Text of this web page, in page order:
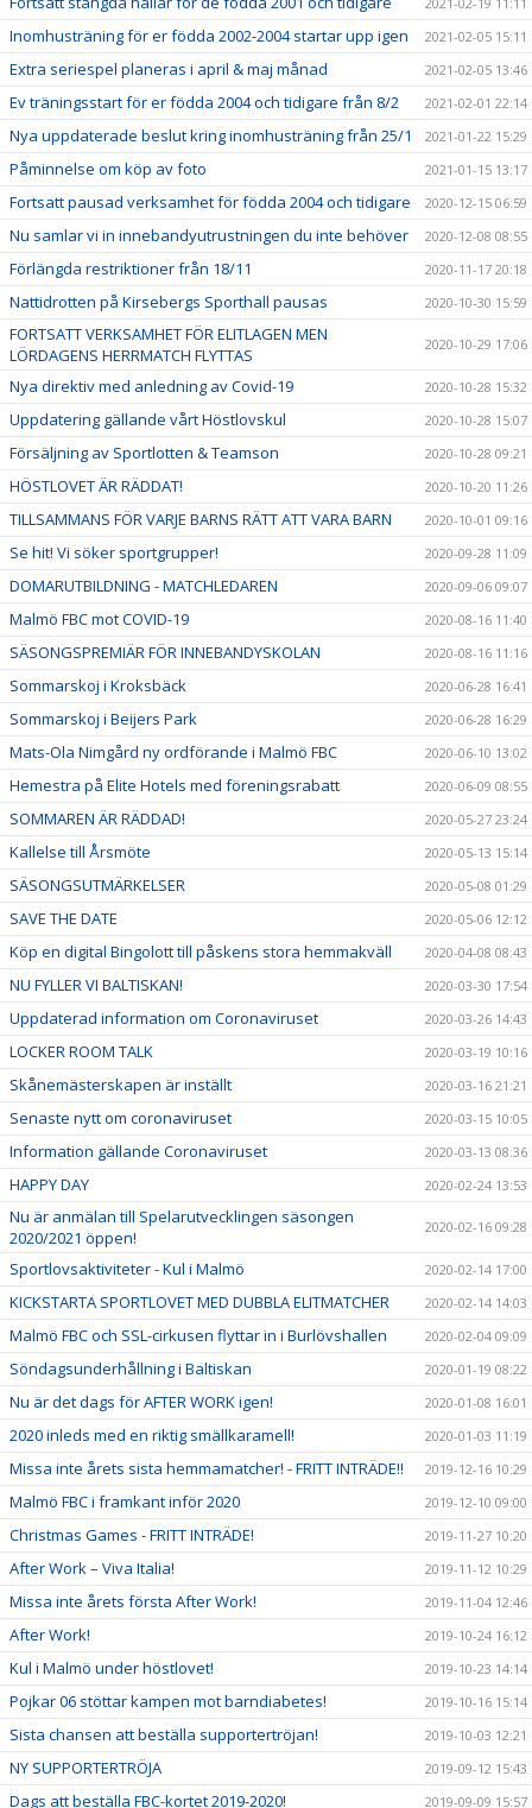
Inomhusträning för er födda 2002-2004 startar upp igen 2021-02-05 15:11
Extra seriespel planeras i april & maj månad 2021-02-05 13:46
Ev träningsstart för er födda 2004 och tidigare från 8/2 2021-02-01 22:14
Nya uppdaterade beslut kring inomhusträning från 25/1 2021-01-22 15:29
Påminnelse om köp av foto 2021-01-15 13:17
Fortsatt pausad verksamhet för födda 2004 och tidigare 2020-12-15 06:59
Nu samlar vi in innebandyutrustningen du inte behöver 2020-12-08 08:55
Förlängda restriktioner från 18/11 2020-11-17 20:18
Nattidrotten på Kirsebergs Sporthall pausas 2020-10-30 15:59
FORTSATT VERKSAMHET FÖR ELITLAGEN MEN
LÖRDAGENS HERRMATCH FLYTTAS
2020-10-29 17:06
Nya direktiv med anledning av Covid-19 2020-10-28 15:32
Uppdatering gällande vårt Höstlovskul 2020-10-28 15:07
Försäljning av Sportlotten & Teamson 2020-10-28 09:21
HÖSTLOVET ÄR RÄDDAT! 2020-10-20 11:26
TILLSAMMANS FÖR VARJE BARNS RÄTT ATT VARA BARN 2020-10-01 09:16
Se hit! Vi söker sportgrupper! 2020-09-28 11:09
DOMARUTBILDNING - MATCHLEDAREN 2020-09-06 09:07
Malmö FBC mot COVID-19 2020-08-16 11:40
SÄSONGSPREMIÄR FÖR INNEBANDYSKOLAN 2020-08-16 11:16
Sommarskoj i Kroksbäck 2020-06-28 16:41
Sommarskoj i Beijers Park 2020-06-28 16:29
Mats-Ola Nimgård ny ordförande i Malmö FBC 2020-06-10 13:02
Hemestra på Elite Hotels med föreningsrabatt 2020-06-09 08:55
SOMMAREN ÄR RÄDDAD! 2020-05-27 23:24
Kallelse till Årsmöte 2020-05-13 15:14
SÄSONGSUTMÄRKELSER 2020-05-08 01:29
SAVE THE DATE 2020-05-06 12:12
Köp en digital Bingolott till påskens stora hemmakväll 2020-04-08 08:43
NU FYLLER VI BALTISKAN! 2020-03-30 17:54
Uppdaterad information om Coronaviruset 2020-03-26 14:43
LOCKER ROOM TALK 2020-03-19 10:16
Skånemästerskapen är inställt 2020-03-16 21:21
Senaste nytt om coronaviruset 2020-03-15 10:05
Information gällande Coronaviruset 2020-03-13 08:36
HAPPY DAY 2020-02-24 13:53
Nu är anmälan till Spelarutvecklingen säsongen
2020/2021 öppen!
2020-02-16 09:28
Sportlovsaktiviteter - Kul i Malmö 2020-02-14 17:00
KICKSTARTA SPORTLOVET MED DUBBLA ELITMATCHER 2020-02-14 14:03
Malmö FBC och SSL-cirkusen flyttar in i Burlövshallen 2020-02-04 09:09
Söndagsunderhållning i Baltiskan 2020-01-19 08:22
Nu är det dags för AFTER WORK igen! 2020-01-08 16:01
2020 inleds med en riktig smällkaramell! 2020-01-03 11:19
Missa inte årets sista hemmamatcher! - FRITT INTRÄDE!! 2019-12-16 10:29
Malmö FBC i framkant inför 2020 2019-12-10 09:00
Christmas Games - FRITT INTRÄDE! 2019-11-27 10:20
After Work – Viva Italia! 2019-11-12 10:29
Missa inte årets första After Work! 2019-11-04 12:46
After Work! 2019-10-24 16:12
Kul i Malmö under höstlovet! 2019-10-23 14:14
Pojkar 06 stöttar kampen mot barndiabetes! 2019-10-16 15:14
Sista chansen att beställa supportertröjan! 2019-10-03 12:21
NY SUPPORTERTRÖJA 2019-09-12 15:43
Dags att beställa FBC-kortet 2019-2020! 2019-09-09 15:57